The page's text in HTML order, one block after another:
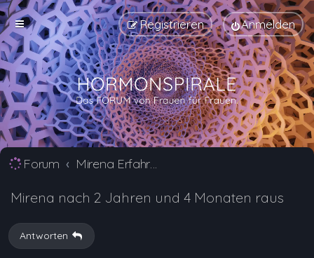
Anmelden
Registrieren
Forum Mirena Erfahrungsberichte und Nebenwirkungen
Mirena nach 2 Jahren und 4 Monaten raus
Antworten